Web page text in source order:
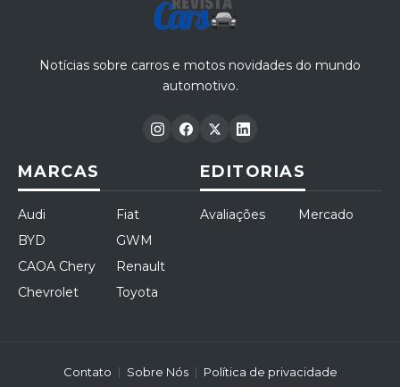
Notícias sobre carros e motos novidades do mundo
automotivo.
MARCAS
Audi
BYD
CAOA Chery
Chevrolet
Fiat
GWM
Renault
Toyota
EDITORIAS
Avaliações Mercado
Contato Sobre Nós Política de privacidade